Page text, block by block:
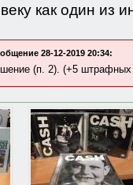
как один из
28-12-2019 20:34:
(п. 2). (+5 штрафных